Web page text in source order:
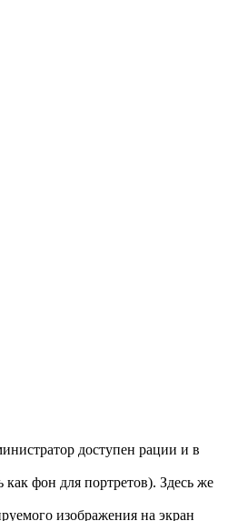
доступен рации и в
фон для портретов). Здесь же
изображения на экран